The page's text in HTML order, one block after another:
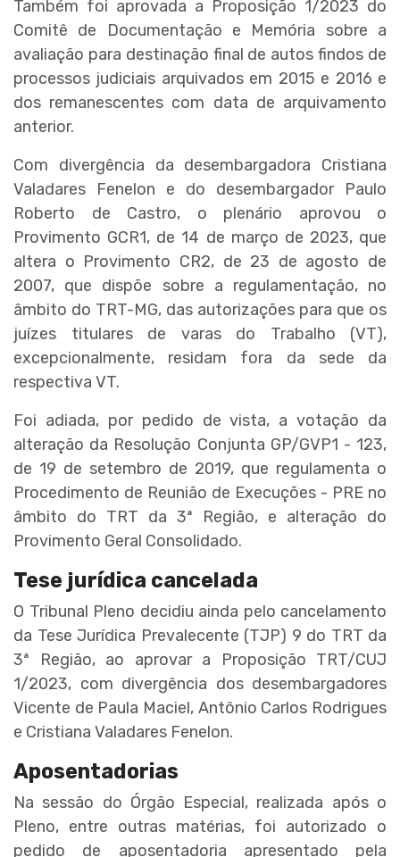
Também foi aprovada a Proposição 1/2023 do
Comitê de Documentação e Memória sobre a
avaliação para destinação final de autos findos de
processos judiciais arquivados em 2015 e 2016 e
dos remanescentes com data de arquivamento
anterior.
Com divergência da desembargadora Cristiana
Valadares Fenelon e do desembargador Paulo
Roberto de Castro, o plenário aprovou o
Provimento GCR1, de 14 de março de 2023, que
altera o Provimento CR2, de 23 de agosto de
2007, que dispõe sobre a regulamentação, no
âmbito do TRT-MG, das autorizações para que os
juízes titulares de varas do Trabalho (VT),
excepcionalmente, residam fora da sede da
respectiva VT.
Foi adiada, por pedido de vista, a votação da
alteração da Resolução Conjunta GP/GVP1 - 123,
de 19 de setembro de 2019, que regulamenta o
Procedimento de Reunião de Execuções - PRE no
âmbito do TRT da 3ª Região, e alteração do
Provimento Geral Consolidado.
Tese jurídica cancelada
O Tribunal Pleno decidiu ainda pelo cancelamento
da Tese Jurídica Prevalecente (TJP) 9 do TRT da
3ª Região, ao aprovar a Proposição TRT/CUJ
1/2023, com divergência dos desembargadores
Vicente de Paula Maciel, Antônio Carlos Rodrigues
e Cristiana Valadares Fenelon.
Aposentadorias
Na sessão do Órgão Especial, realizada após o
Pleno, entre outras matérias, foi autorizado o
pedido de aposentadoria apresentado pela